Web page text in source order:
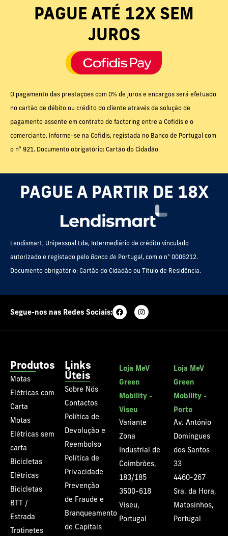
PAGUE ATÉ 12X SEM
JUROS
O pagamento das prestações com 0% de juros e encargos será efetuado
no cartão de débito ou crédito do cliente através da solução de
pagamento assente em contrato de factoring entre a Cofidis e o
comerciante. Informe-se na Cofidis, registada no Banco de Portugal com
o nº 921. Documento obrigatório: Cartão do Cidadão.
PAGUE A PARTIR DE 18X
Lendismart, Unipessoal Lda, Intermediário de crédito vinculado
autorizado e registado pelo Banco de Portugal, com o nº 0006212.
Documento obrigatório: Cartão do Cidadão ou Título de Residência.
Segue-nos nas Redes Sociais:
Produtos
Motas
Elétricas com
Carta
Motas
Elétricas sem
carta
Bicicletas
Elétricas
Bicicletas
BTT /
Estrada
Trotinetes
Links
Úteis
Sobre Nós
Contactos
Política de
Devolução e
Reembolso
Política de
Privacidade
Prevenção
de Fraude e
Branqueamento
de Capitais
Loja MeV
Green
Mobility -
Viseu
Variante
Zona
Industrial de
Coimbrões,
183/185
3500-618
Viseu,
Portugal
Loja MeV
Green
Mobility -
Porto
Av. António
Domingues
dos Santos
33
4460-267
Sra. da Hora,
Matosinhos,
Portugal